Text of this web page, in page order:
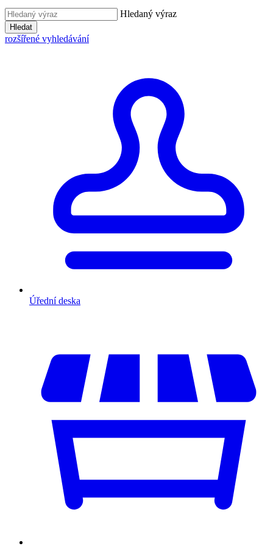
Hledaný výraz
Hledat
rozšířené vyhledávání
Úřední deska